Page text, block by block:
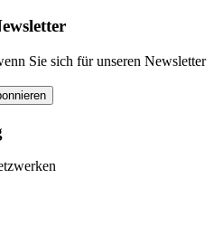
Sie sich für unseren Newsletter